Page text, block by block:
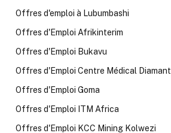
Offres d'emploi à Lubumbashi
Offres d'Emploi Afrikinterim
Offres d'Emploi Bukavu
Offres d'Emploi Centre Médical Diamant
Offres d'Emploi Goma
Offres d'Emploi ITM Africa
Offres d'Emploi KCC Mining Kolwezi